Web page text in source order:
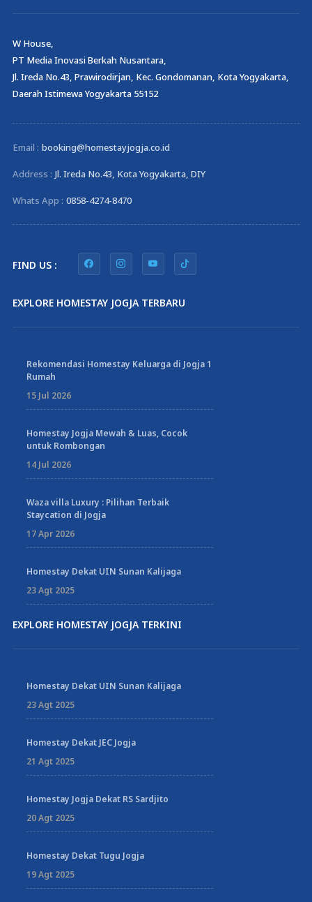
W House,
PT Media Inovasi Berkah Nusantara,
Jl. Ireda No.43, Prawirodirjan, Kec. Gondomanan, Kota Yogyakarta,
Daerah Istimewa Yogyakarta 55152
Email : booking@homestayjogja.co.id
Address : Jl. Ireda No.43, Kota Yogyakarta, DIY
Whats App : 0858-4274-8470
FIND US :
EXPLORE HOMESTAY JOGJA TERBARU
Rekomendasi Homestay Keluarga di Jogja 1
Rumah
15 Jul 2026
Homestay Jogja Mewah & Luas, Cocok
untuk Rombongan
14 Jul 2026
Waza villa Luxury : Pilihan Terbaik
Staycation di Jogja
17 Apr 2026
Homestay Dekat UIN Sunan Kalijaga
23 Agt 2025
EXPLORE HOMESTAY JOGJA TERKINI
Homestay Dekat UIN Sunan Kalijaga
23 Agt 2025
Homestay Dekat JEC Jogja
21 Agt 2025
Homestay Jogja Dekat RS Sardjito
20 Agt 2025
Homestay Dekat Tugu Jogja
19 Agt 2025